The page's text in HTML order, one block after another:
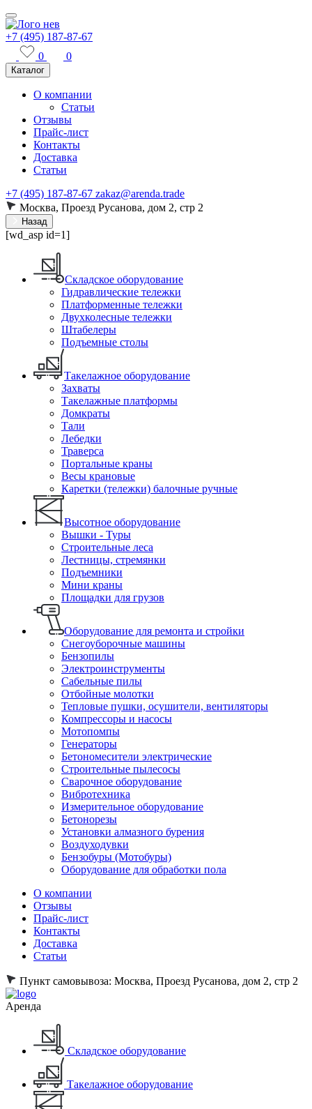
+7 (495) 187-87-67
0
0
Каталог
О компании
Статьи
Отзывы
Прайс-лист
Контакты
Доставка
Статьи
+7 (495) 187-87-67 zakaz@arenda.trade
Москва, Проезд Русанова, дом 2, стр 2
Назад
[wd_asp id=1]
Складское оборудование
Гидравлические тележки
Платформенные тележки
Двухколесные тележки
Штабелеры
Подъемные столы
Такелажное оборудование
Захваты
Такелажные платформы
Домкраты
Тали
Лебедки
Траверса
Портальные краны
Весы крановые
Каретки (тележки) балочные ручные
Высотное оборудование
Вышки - Туры
Строительные леса
Лестницы, стремянки
Подъемники
Мини краны
Площадки для грузов
Оборудование для ремонта и стройки
Снегоуборочные машины
Бензопилы
Электроинструменты
Сабельные пилы
Отбойные молотки
Тепловые пушки, осушители, вентиляторы
Компрессоры и насосы
Мотопомпы
Генераторы
Бетономесители электрические
Строительные пылесосы
Сварочное оборудование
Вибротехника
Измерительное оборудование
Бетонорезы
Установки алмазного бурения
Воздуходувки
Бензобуры (Мотобуры)
Оборудование для обработки пола
О компании
Отзывы
Прайс-лист
Контакты
Доставка
Статьи
Пункт самовывоза: Москва, Проезд Русанова, дом 2, стр 2
Аренда
Складское оборудование
Такелажное оборудование